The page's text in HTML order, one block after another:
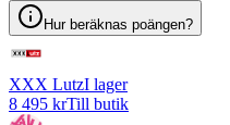
Hur beräknas poängen?
XXX LutzI lager
8 495 krTill butik